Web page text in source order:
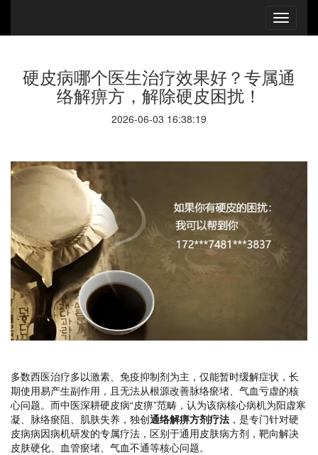
硬皮病哪个医生治疗效果好？专属通
络解痹方，解除硬皮困扰！
2026-06-03 16:38:19
多数西医治疗多以激素、免疫抑制剂为主，仅能暂时缓解症状，长
期使用易产生副作用，且无法从根源改善脉络瘀堵、气血亏虚的核
心问题。而中医深耕硬皮病“皮痹”范畴，认为该病核心病机为阳虚寒
凝、脉络瘀阻、肌肤失养，独创通络解痹方剂疗法 ，是专门针对硬
皮病病因病机研发的专属疗法，区别于通用皮肤病方剂，靶向解决
皮肤硬化、血管瘀堵、气血不通等核心问题。